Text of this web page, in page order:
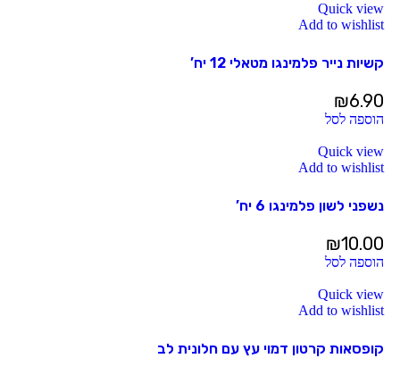
Quick view
Add to wishlist
קשיות נייר פלמינגו מטאלי 12 יח’
₪6.90
הוספה לסל
Quick view
Add to wishlist
נשפני לשון פלמינגו 6 יח’
₪10.00
הוספה לסל
Quick view
Add to wishlist
קופסאות קרטון דמוי עץ עם חלונית לב